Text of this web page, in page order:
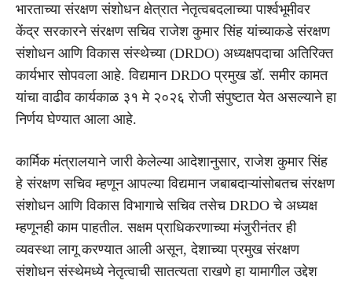
भारताच्या संरक्षण संशोधन क्षेत्रात नेतृत्वबदलाच्या पार्श्वभूमीवर
केंद्र सरकारने संरक्षण सचिव राजेश कुमार सिंह यांच्याकडे संरक्षण
संशोधन आणि विकास संस्थेच्या (DRDO) अध्यक्षपदाचा अतिरिक्त
कार्यभार सोपवला आहे. विद्यमान DRDO प्रमुख डॉ. समीर कामत
यांचा वाढीव कार्यकाळ ३१ मे २०२६ रोजी संपुष्टात येत असल्याने हा
निर्णय घेण्यात आला आहे.
कार्मिक मंत्रालयाने जारी केलेल्या आदेशानुसार, राजेश कुमार सिंह
हे संरक्षण सचिव म्हणून आपल्या विद्यमान जबाबदाऱ्यांसोबतच संरक्षण
संशोधन आणि विकास विभागाचे सचिव तसेच DRDO चे अध्यक्ष
म्हणूनही काम पाहतील. सक्षम प्राधिकरणाच्या मंजुरीनंतर ही
व्यवस्था लागू करण्यात आली असून, देशाच्या प्रमुख संरक्षण
संशोधन संस्थेमध्ये नेतृत्वाची सातत्यता राखणे हा यामागील उद्देश